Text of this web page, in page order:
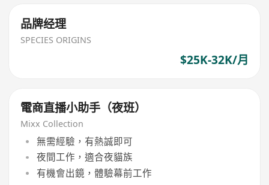
品牌经理
SPECIES ORIGINS
$25K-32K/月
電商直播小助手（夜班）
Mixx Collection
無需經驗，有熱誠即可
夜間工作，適合夜貓族
有機會出鏡，體驗幕前工作